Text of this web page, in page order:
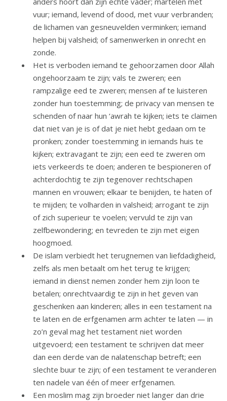
vuur; iemand, levend of dood, met vuur verbranden;
de lichamen van gesneuvelden verminken; iemand
helpen bij valsheid; of samenwerken in onrecht en
zonde.
Het is verboden iemand te gehoorzamen door Allah
ongehoorzaam te zijn; vals te zweren; een
rampzalige eed te zweren; mensen af te luisteren
zonder hun toestemming; de privacy van mensen te
schenden of naar hun ‘awrah te kijken; iets te claimen
dat niet van je is of dat je niet hebt gedaan om te
pronken; zonder toestemming in iemands huis te
kijken; extravagant te zijn; een eed te zweren om
iets verkeerds te doen; anderen te bespioneren of
achterdochtig te zijn tegenover rechtschapen
mannen en vrouwen; elkaar te benijden, te haten of
te mijden; te volharden in valsheid; arrogant te zijn
of zich superieur te voelen; vervuld te zijn van
zelfbewondering; en tevreden te zijn met eigen
hoogmoed.
De islam verbiedt het terugnemen van liefdadigheid,
zelfs als men betaalt om het terug te krijgen;
iemand in dienst nemen zonder hem zijn loon te
betalen; onrechtvaardig te zijn in het geven van
geschenken aan kinderen; alles in een testament na
te laten en de erfgenamen arm achter te laten — in
zo’n geval mag het testament niet worden
uitgevoerd; een testament te schrijven dat meer
dan een derde van de nalatenschap betreft; een
slechte buur te zijn; of een testament te veranderen
ten nadele van één of meer erfgenamen.
Een moslim mag zijn broeder niet langer dan drie